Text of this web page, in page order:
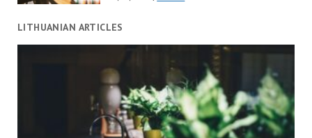
LITHUANIAN ARTICLES